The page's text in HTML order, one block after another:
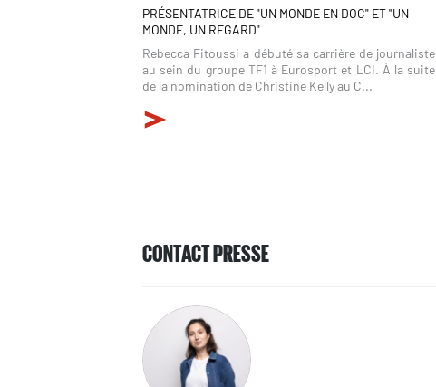
PRÉSENTATRICE DE "UN MONDE EN DOC" ET "UN
MONDE, UN REGARD"
Rebecca Fitoussi a débuté sa carrière de journaliste
au sein du groupe TF1 à Eurosport et LCI. À la suite
de la nomination de Christine Kelly au C...
CONTACT PRESSE